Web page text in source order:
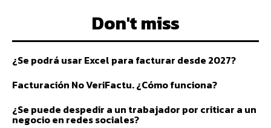
Don't miss
¿Se podrá usar Excel para facturar desde 2027?
Facturación No VeriFactu. ¿Cómo funciona?
¿Se puede despedir a un trabajador por criticar a un
negocio en redes sociales?